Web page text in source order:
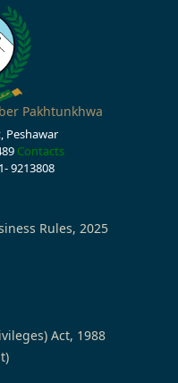
Pakhtunkhwa
Peshawar
Contacts
9213808
Rules, 2025
Act, 1988